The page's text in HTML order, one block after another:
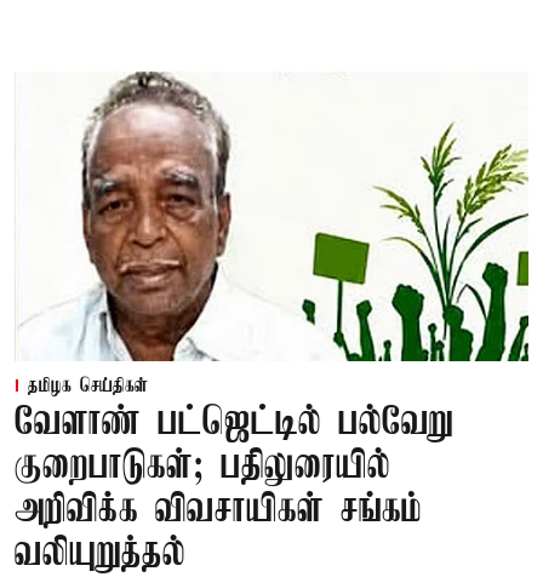
தமிழக செய்திகள்
வேளாண் பட்ஜெட்டில் பல்வேறு
குறைபாடுகள்; பதிலுரையில்
அறிவிக்க விவசாயிகள் சங்கம்
வலியுறுத்தல்